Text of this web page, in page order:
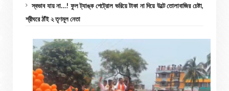
স্বভাব যায় না…! ফুল ট্যাঙ্ক পেট্রোল ভরিয়ে টাকা না দিয়ে উল্টে তোলাবাজির চেষ্টা,
শ্রীঘরে ঠাঁই ২ তৃণমূল নেতা